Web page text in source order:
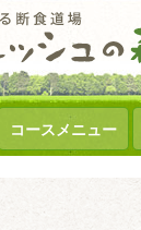
コースメニュー